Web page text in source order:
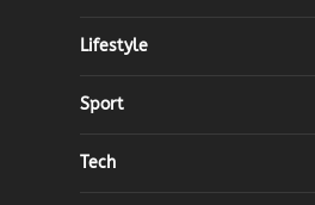
Lifestyle
Sport
Tech